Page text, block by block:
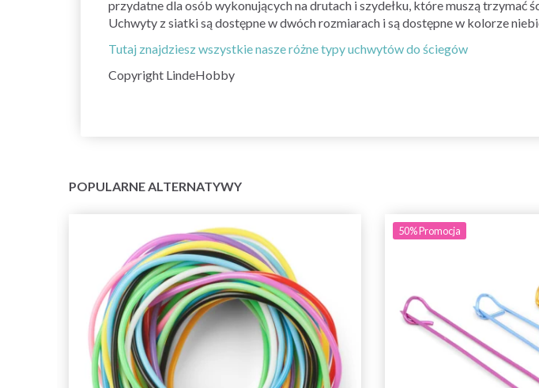
przydatne dla osób wykonujących na drutach i szydełku, które muszą
Uchwyty z siatki są dostępne w dwóch rozmiarach i są dostępne w kolorze
Tutaj znajdziesz wszystkie nasze różne typy uchwytów do ściegów
Copyright LindeHobby
POPULARNE ALTERNATYWY
50%Promocja